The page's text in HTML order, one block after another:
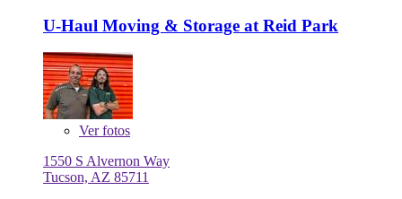
U-Haul Moving & Storage at Reid Park
Verfotos
1550 S Alvernon Way
Tucson, AZ 85711